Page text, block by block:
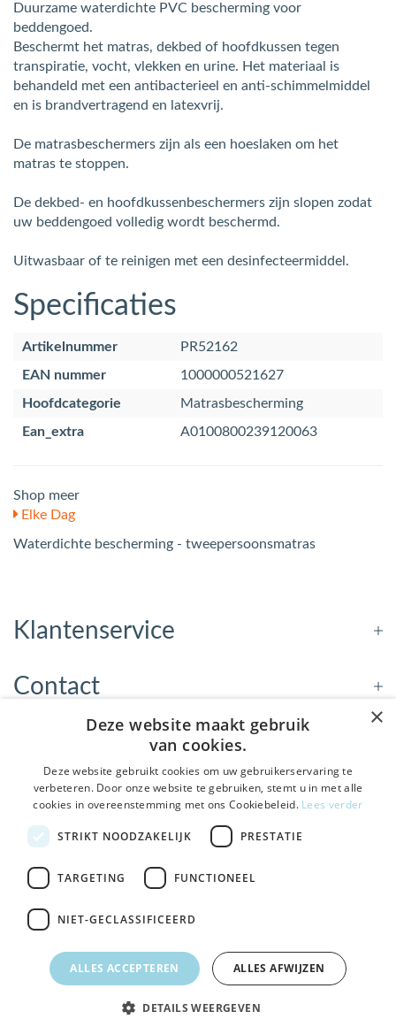
Duurzame waterdichte PVC bescherming voor
beddengoed.
Beschermt het matras, dekbed of hoofdkussen tegen
transpiratie, vocht, vlekken en urine. Het materiaal is
behandeld met een antibacterieel en anti-schimmelmiddel
en is brandvertragend en latexvrij.
De matrasbeschermers zijn als een hoeslaken om het
matras te stoppen.
De dekbed- en hoofdkussenbeschermers zijn slopen zodat
uw beddengoed volledig wordt beschermd.
Uitwasbaar of te reinigen met een desinfecteermiddel.
Specificaties
Artikelnummer
PR52162
EAN nummer
1000000521627
Hoofdcategorie
Matrasbescherming
Ean_extra
A0100800239120063
Shop meer
Elke Dag
Waterdichte bescherming - tweepersoonsmatras
Klantenservice
Contact
Openingstijden
Nieuwsbrief
Bezoek de winkel in Sneek, Bolswarderbaan 3C
Gratis verzendingvanaf € 75
×
Deze website maakt gebruik
van cookies.
Deze website gebruikt cookies om uw gebruikerservaring te
verbeteren. Door onze website te gebruiken, stemt u in met alle
cookies in overeenstemming met ons Cookiebeleid. Lees verder
STRIKT NOODZAKELIJK PRESTATIE
TARGETING FUNCTIONEEL
NIET-GECLASSIFICEERD
ALLES ACCEPTEREN ALLES AFWIJZEN
DETAILS WEERGEVEN
De Welzijnwinkel in je
inbox
Geen spam, geen verkooppraatjes — gewoon fijne
updates over hulpmiddelen die echt iets toevoegen.
Ja leuk! Schrijf me in